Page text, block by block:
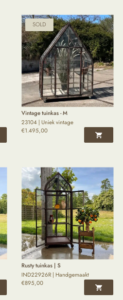
SOLD
Vintage tuinkas - M
23104 | Uniek vintage
€1.495,00
Rusty tuinkas | S
IND22926R | Handgemaakt
€895,00